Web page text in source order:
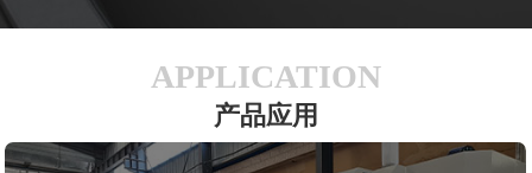
APPLICATION
产品应用